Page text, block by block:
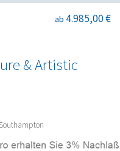
& Artistic
ab 4.985,00 €